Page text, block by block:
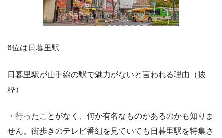
6位は日暮里駅
日暮里駅が山手線の駅で魅力がないと言われる理由（抜
粋）
・行ったことがなく、何か有名なものがあるのかも知りま
せん。街歩きのテレビ番組を見ていても日暮里駅を特集さ